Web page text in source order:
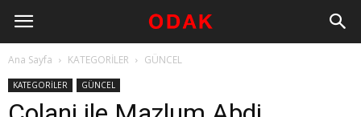
Ana Sayfa KATEGORİLER GÜNCEL
KATEGORİLER GÜNCEL